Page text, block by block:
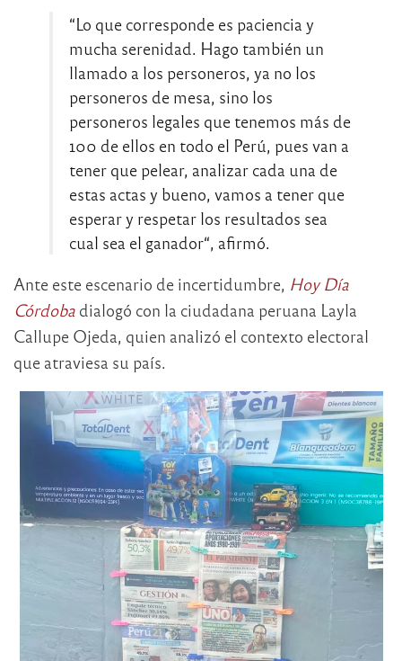
“Lo que corresponde es paciencia y
mucha serenidad. Hago también un
llamado a los personeros, ya no los
personeros de mesa, sino los
personeros legales que tenemos más de
100 de ellos en todo el Perú, pues van a
tener que pelear, analizar cada una de
estas actas y bueno, vamos a tener que
esperar y respetar los resultados sea
cual sea el ganador“, afirmó.
Ante este escenario de incertidumbre, Hoy Día
Córdoba dialogó con la ciudadana peruana Layla
Callupe Ojeda, quien analizó el contexto electoral
que atraviesa su país.